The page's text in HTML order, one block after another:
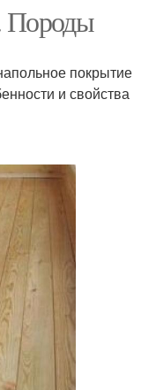
Породы
покрытие
и свойства